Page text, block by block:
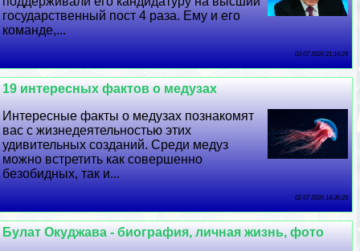
государственный пост 4 раза. Ему и его
комaнде,...
03 07 2026 21:16:29
19 интересных фактов о медузах
Интересные факты о медузах познакомят
вас с жизнедеятельностью этих
удивительных созданий. Среди медуз
можно встретить как совершенно
безобидных, так и...
02 07 2026 14:36:29
Булат Окуджава - биография, личная жизнь, фото